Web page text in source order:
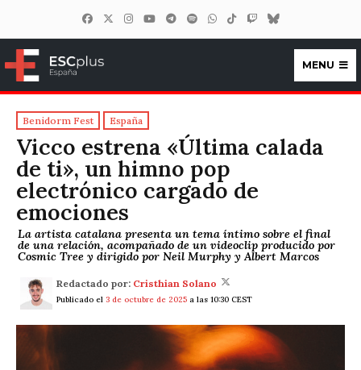
ESCplus España
MENU
Benidorm Fest España
Vicco estrena «Última calada
de ti», un himno pop
electrónico cargado de
emociones
La artista catalana presenta un tema íntimo sobre el final
de una relación, acompañado de un videoclip producido por
Cosmic Tree y dirigido por Neil Murphy y Albert Marcos
Redactado por: Cristhian Solano
Publicado el 3 de octubre de 2025 a las 10:30 CEST